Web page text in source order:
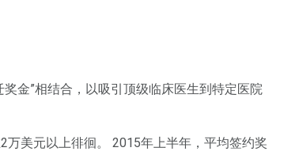
金”相结合，以吸引顶级临床医生到特定医院
美元以上徘徊。 2015年上半年，平均签约奖